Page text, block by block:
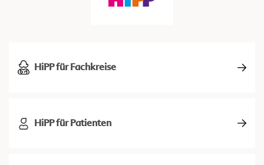
HiPP für Fachkreise
HiPP für Patienten